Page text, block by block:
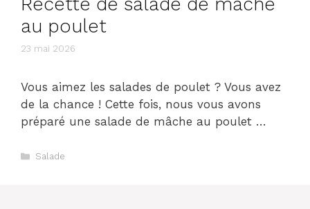
Recette de salade de mâche
au poulet
23 mai 2026
Vous aimez les salades de poulet ? Vous avez
de la chance ! Cette fois, nous vous avons
préparé une salade de mâche au poulet …
Catégories
Salade